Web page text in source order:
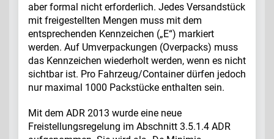
aber formal nicht erforderlich. Jedes Versandstück
mit freigestellten Mengen muss mit dem
entsprechenden Kennzeichen („E“) markiert
werden. Auf Umverpackungen (Overpacks) muss
das Kennzeichen wiederholt werden, wenn es nicht
sichtbar ist. Pro Fahrzeug/Container dürfen jedoch
nur maximal 1000 Packstücke enthalten sein.
Mit dem ADR 2013 wurde eine neue
Freistellungsregelung im Abschnitt 3.5.1.4 ADR